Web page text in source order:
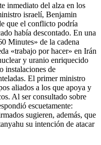
inmediato del alza en los
israelí, Benjamin
que el conflicto podría
había descontado. En una
Minutes» de la cadena
«trabajo por hacer» en Irán
y uranio enriquecido
instalaciones de
El primer ministro
aliados a los que apoya y
Al ser consultado sobre
escuetamente:
sugieren, además, que
su intención de atacar